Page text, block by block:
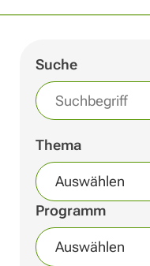
Suche
Thema
Auswählen
Programm
Auswählen